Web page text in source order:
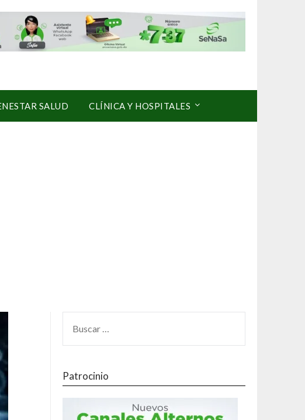
SALUD CLÍNICA Y HOSPITALES
Patrocinio